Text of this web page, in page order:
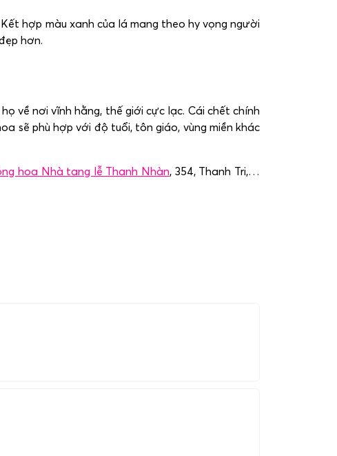
hợp màu xanh của lá mang theo hy vọng người
hơn.
về nơi vĩnh hằng, thế giới cực lạc. Cái chết chính
sẽ phù hợp với độ tuổi, tôn giáo, vùng miền khác
hoa Nhà tang lễ Thanh Nhàn, 354, Thanh Tri,…